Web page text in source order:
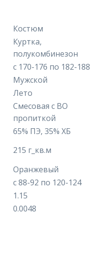
Костюм
Куртка,
полукомбинезон
с 170-176 по 182-188
Мужской
Лето
Смесовая с ВО
пропиткой
65% ПЭ, 35% ХБ
215 г_кв.м
Оранжевый
с 88-92 по 120-124
1.15
0.0048